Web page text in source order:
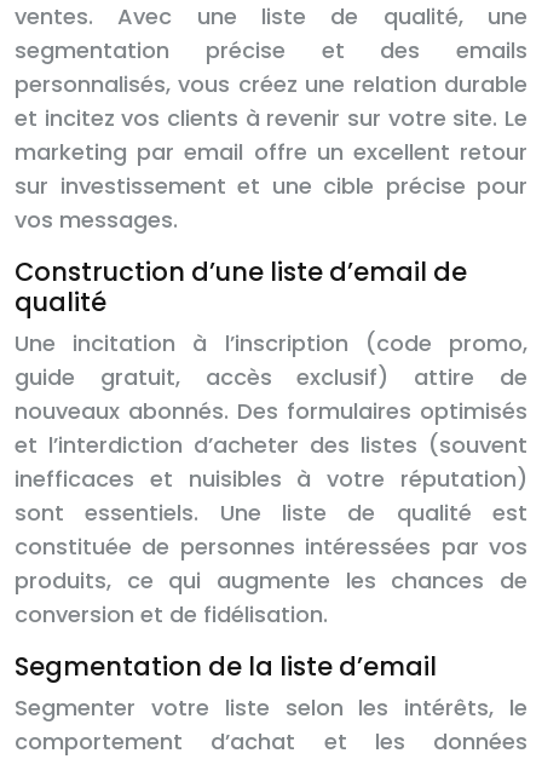
ventes. Avec une liste de qualité, une
segmentation précise et des emails
personnalisés, vous créez une relation durable
et incitez vos clients à revenir sur votre site. Le
marketing par email offre un excellent retour
sur investissement et une cible précise pour
vos messages.
Construction d’une liste d’email de
qualité
Une incitation à l’inscription (code promo,
guide gratuit, accès exclusif) attire de
nouveaux abonnés. Des formulaires optimisés
et l’interdiction d’acheter des listes (souvent
inefficaces et nuisibles à votre réputation)
sont essentiels. Une liste de qualité est
constituée de personnes intéressées par vos
produits, ce qui augmente les chances de
conversion et de fidélisation.
Segmentation de la liste d’email
Segmenter votre liste selon les intérêts, le
comportement d’achat et les données